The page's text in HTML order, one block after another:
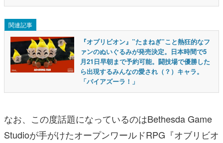
関連記事
『オブリビオン』”たまねぎ”こと熱狂的なフ
ァンのぬいぐるみが発売決定。日本時間で5
月21日早朝まで予約可能。闘技場で優勝した
ら出現するみんなの愛され（？）キャラ。
「バイアズーラ！」
なお、この度話題になっているのはBethesda Game
Studioが手がけたオープンワールドRPG『オブリビオ